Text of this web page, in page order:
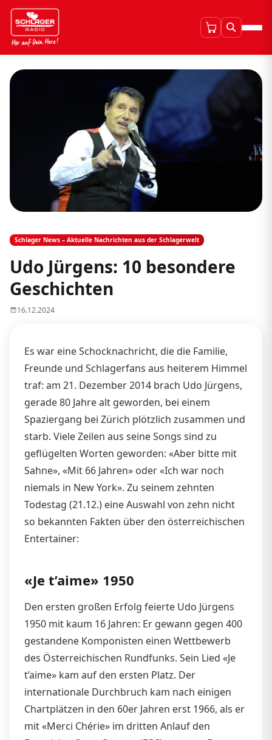
Schlager News – Aktuelle Nachrichten aus der Schlagerwelt
Udo Jürgens: 10 besondere
Geschichten
16.12.2024
Es war eine Schocknachricht, die die Familie,
Freunde und Schlagerfans aus heiterem Himmel
traf: am 21. Dezember 2014 brach Udo Jürgens,
gerade 80 Jahre alt geworden, bei einem
Spaziergang bei Zürich plötzlich zusammen und
starb. Viele Zeilen aus seine Songs sind zu
geflügelten Worten geworden: «Aber bitte mit
Sahne», «Mit 66 Jahren» oder «Ich war noch
niemals in New York». Zu seinem zehnten
Todestag (21.12.) eine Auswahl von zehn nicht
so bekannten Fakten über den österreichischen
Entertainer:
«Je t’aime» 1950
Den ersten großen Erfolg feierte Udo Jürgens
1950 mit kaum 16 Jahren: Er gewann gegen 400
gestandene Komponisten einen Wettbewerb
des Österreichischen Rundfunks. Sein Lied «Je
t’aime» kam auf den ersten Platz. Der
internationale Durchbruch kam nach einigen
Chartplätzen in den 60er Jahren erst 1966, als er
mit «Merci Chérie» im dritten Anlauf den